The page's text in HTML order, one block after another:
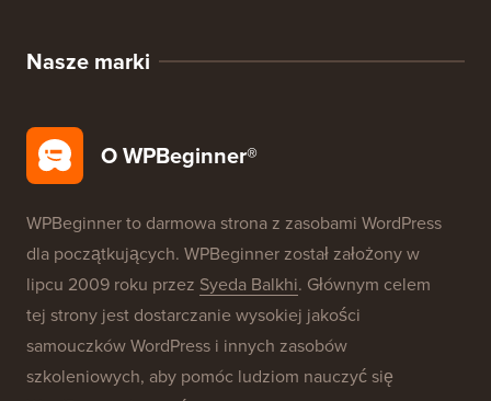
SEO WordPress
Darmowa konfiguracja bloga
Nasze marki
O WPBeginner®